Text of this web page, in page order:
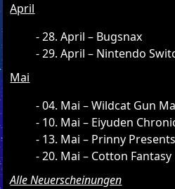
April
28. April – Bugsnax
29. April – Nintendo
Mai
04. Mai – Wildcat Gun
10. Mai – Eiyuden
13. Mai – Prinny
20. Mai – Cotton Fantasy
Alle Neuerscheinungen